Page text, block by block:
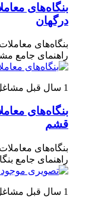
بنگاه‌های
درگهان
بنگاه‌های
راهنمای جامع
1 سال قبل
بنگاه‌های
قشم
بنگاه‌های
راهنمای جامع
1 سال قبل